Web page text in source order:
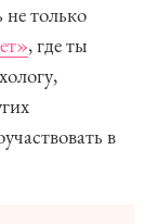
только
, где ты
в